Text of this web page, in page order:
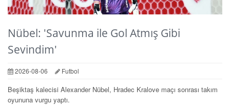
Nübel: 'Savunma ile Gol Atmış Gibi
Sevindim'
2026-08-06 Futbol
Beşiktaş kalecisi Alexander Nübel, Hradec Kralove maçı sonrası takım
oyununa vurgu yaptı.